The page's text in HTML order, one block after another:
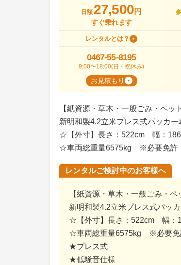
日額 27,500円
すぐ乗れます
レンタルとは？
0467-55-8195
9:00〜18:00(日・祝休み)
お見積もり
【紙資源・草木・一般ごみ・ペッ
新明和製4.2立米プレス式パッカー
☆【外寸】長さ：522cm 幅：
☆車両総重量6575kg ※必要免許
レンタルご検討中のお客様へ
【紙資源・草木・一般ごみ・
新明和製4.2立米プレス式パッカ
☆【外寸】長さ：522cm 幅：
☆車両総重量6575kg ※必要免
★プレス式
★低騒音仕様